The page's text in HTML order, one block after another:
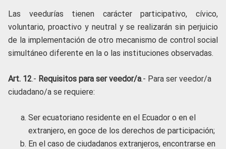
Las veedurías tienen carácter participativo, cívico,
voluntario, proactivo y neutral y se realizarán sin perjuicio
de la implementación de otro mecanismo de control social
simultáneo diferente en la o las instituciones observadas.
Art. 12.- Requisitos para ser veedor/a.- Para ser veedor/a
ciudadano/a se requiere:
Ser ecuatoriano residente en el Ecuador o en el
extranjero, en goce de los derechos de participación;
En el caso de ciudadanos extranjeros, encontrarse en